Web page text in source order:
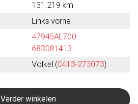
131.219 km
Links vorne
47945AL700
683081413
Volkel (0413-273073)
Verder winkelen